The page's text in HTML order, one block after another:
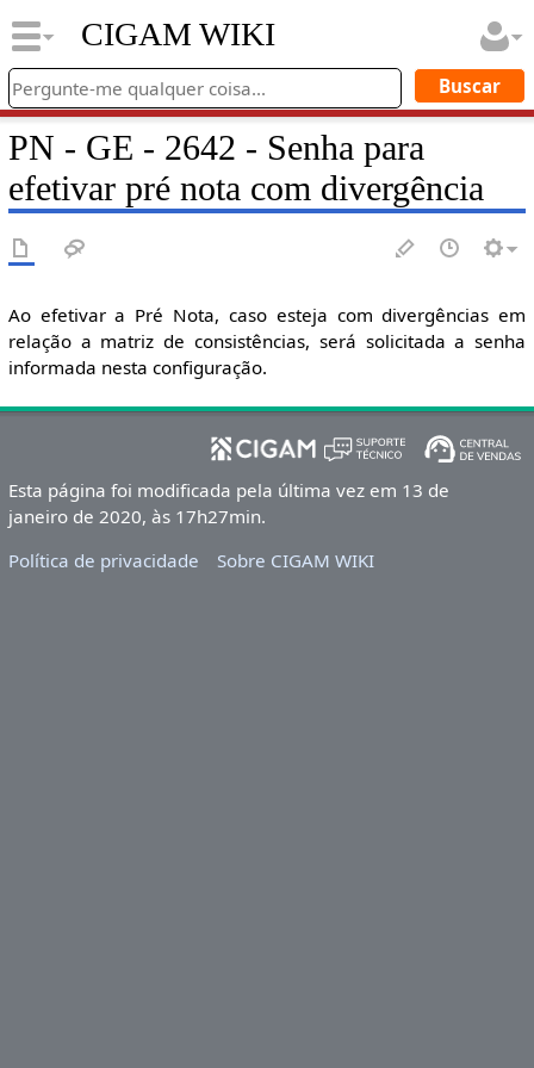
CIGAM WIKI
PN - GE - 2642 - Senha para
efetivar pré nota com divergência
Ao efetivar a Pré Nota, caso esteja com divergências em
relação a matriz de consistências, será solicitada a senha
informada nesta configuração.
Esta página foi modificada pela última vez em 13 de
janeiro de 2020, às 17h27min.
Política de privacidade
Sobre CIGAM WIKI